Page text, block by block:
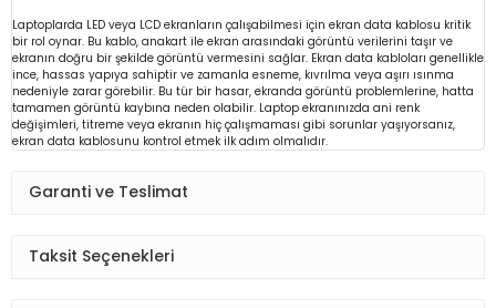
Laptoplarda LED veya LCD ekranların çalışabilmesi için ekran data kablosu kritik
bir rol oynar. Bu kablo, anakart ile ekran arasındaki görüntü verilerini taşır ve
ekranın doğru bir şekilde görüntü vermesini sağlar. Ekran data kabloları genellikle
ince, hassas yapıya sahiptir ve zamanla esneme, kıvrılma veya aşırı ısınma
nedeniyle zarar görebilir. Bu tür bir hasar, ekranda görüntü problemlerine, hatta
tamamen görüntü kaybına neden olabilir. Laptop ekranınızda ani renk
değişimleri, titreme veya ekranın hiç çalışmaması gibi sorunlar yaşıyorsanız,
ekran data kablosunu kontrol etmek ilk adım olmalıdır.
Garanti ve Teslimat
Taksit Seçenekleri